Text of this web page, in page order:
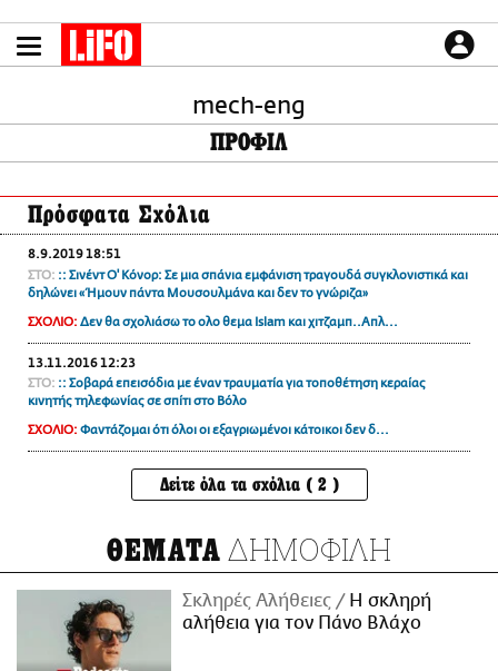
το
περιεχόμενο
LIFO SHOP
NEWSLETTER
ΜΙΚΡΟΠΡΑΓΜΑΤΑ
THE GOOD LIFO
CULTURE
PODCASTS
Plus
mech-eng
ΠΡΟΦΙΛ
Πρόσφατα Σχόλια
8.9.2019 18:51
ΣΤΟ: :: Σινέντ Ο' Κόνορ: Σε μια σπάνια εμφάνιση τραγουδά συγκλονιστικά και
δηλώνει «Ήμουν πάντα Μουσουλμάνα και δεν το γνώριζα»
ΣΧΟΛΙΟ: Δεν θα σχολιάσω το ολο θεμα Islam και χιτζαμπ..Απλ...
13.11.2016 12:23
ΣΤΟ: :: Σοβαρά επεισόδια με έναν τραυματία για τοποθέτηση κεραίας
κινητής τηλεφωνίας σε σπίτι στο Βόλο
ΣΧΟΛΙΟ: Φαντάζομαι ότι όλοι οι εξαγριωμένοι κάτοικοι δεν δ...
Δείτε όλα τα σχόλια ( 2 )
ΘΕΜΑΤΑ ΔΗΜΟΦΙΛΗ
Σκληρές Αλήθειες
H σκληρή
αλήθεια για τον Πάνο Βλάχο